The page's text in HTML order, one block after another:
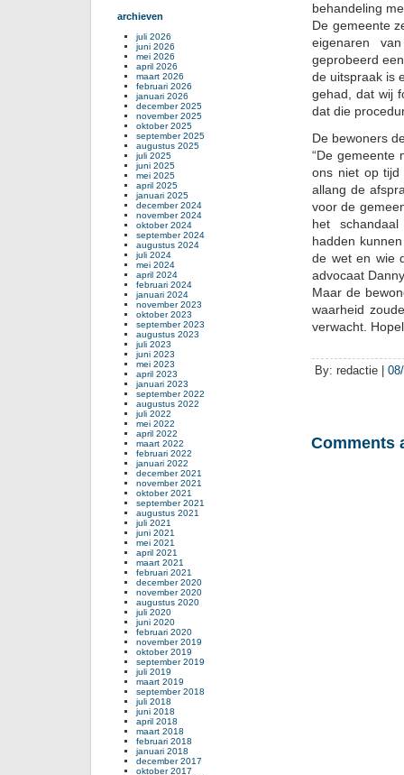
behandeling
De gemeente
eigenaren
geprobeerd
de uitspraak is
gehad, dat wij
dat die
De bewoners
“De gemeente
ons niet op tijd
allang de
voor de
het schandaal
hadden
de wet en wie
advocaat
Maar de
waarheid
verwacht.
By: redactie |
Comments
archieven
juli 2026
juni 2026
mei 2026
april 2026
maart 2026
februari 2026
januari 2026
december 2025
november 2025
oktober 2025
september 2025
augustus 2025
juli 2025
juni 2025
mei 2025
april 2025
januari 2025
december 2024
november 2024
oktober 2024
september 2024
augustus 2024
juli 2024
mei 2024
april 2024
februari 2024
januari 2024
november 2023
oktober 2023
september 2023
augustus 2023
juli 2023
juni 2023
mei 2023
april 2023
januari 2023
september 2022
augustus 2022
juli 2022
mei 2022
april 2022
maart 2022
februari 2022
januari 2022
december 2021
november 2021
oktober 2021
september 2021
augustus 2021
juli 2021
juni 2021
mei 2021
april 2021
maart 2021
februari 2021
december 2020
november 2020
augustus 2020
juli 2020
juni 2020
februari 2020
november 2019
oktober 2019
september 2019
juli 2019
maart 2019
september 2018
juli 2018
juni 2018
april 2018
maart 2018
februari 2018
januari 2018
december 2017
oktober 2017